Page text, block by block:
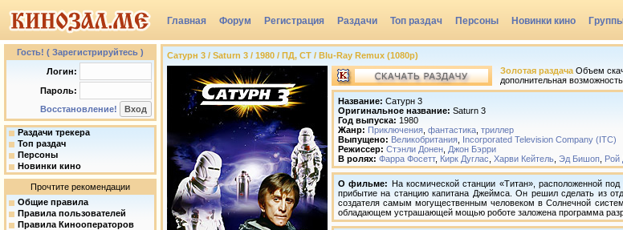
Главная Форум Регистрация Раздачи Топ раздач Персоны Новинки кино
Гость! ( Зарегистрируйтесь )
Логин:
Пароль:
Восстановление!
Раздачи трекера
Топ раздач
Персоны
Новинки кино
Прочтите рекомендации
Общие правила
Правила пользователей
Правила Кинооператоров
Сатурн 3 / Saturn 3 / 1980 / ПД, СТ / Blu-Ray Remux (1080p)
Золотая раздача Объем
дополнительная
Название: Сатурн 3
Оригинальное название: Saturn 3
Год выпуска: 1980
Жанр: Приключения фантастика триллер
Выпущено: Великобритания Incorporated Television Company (ITC)
Режиссер: Стэнли Донен Джон Бэрри
В ролях: Фарра Фосетт, Кирк Дуглас Харви Кейтель Эд Бишоп Рой
О фильме: На космической станции «Титан», расположенной
прибытие на станцию капитана Джеймса. Он решил сделать из
создателя самым могущественным человеком в Солнечной
обладающем устрашающей мощью роботе заложена программа